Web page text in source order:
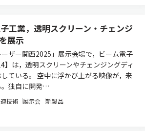
子工業，透明スクリーン・チェンジ
展示
ザー関西2025」展示会場で，ビーム電子
】は，透明スクリーンやチェンジングディ
ている。 空中に浮かび上がる映像が，来
。独自に開発…
技術 展示会 新製品